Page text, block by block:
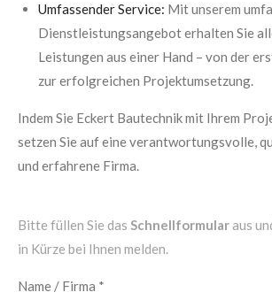
Umfassender Service: Mit unserem
Dienstleistungsangebot erhalten Sie
Leistungen aus einer Hand – von der
zur erfolgreichen Projektumsetzung.
Indem Sie Eckert Bautechnik mit Ihrem
setzen Sie auf eine verantwortungsvolle,
und erfahrene Firma.
Bitte füllen Sie das Schnellformular aus
in Kürze bei Ihnen melden.
Name / Firma *